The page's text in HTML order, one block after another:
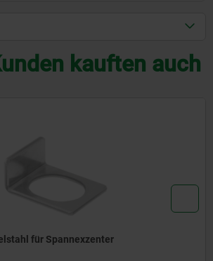
kauften auch